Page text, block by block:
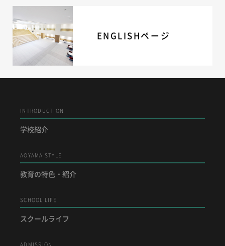
ENGLISHページ
INTRODUCTION
学校紹介
AOYAMA STYLE
教育の特色・紹介
SCHOOL LIFE
スクールライフ
ADMISSION